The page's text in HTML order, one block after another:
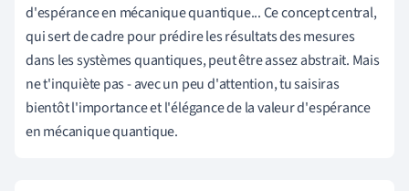
d'espérance en mécanique quantique... Ce concept central,
qui sert de cadre pour prédire les résultats des mesures
dans les systèmes quantiques, peut être assez abstrait. Mais
ne t'inquiète pas - avec un peu d'attention, tu saisiras
bientôt l'importance et l'élégance de la valeur d'espérance
en mécanique quantique.